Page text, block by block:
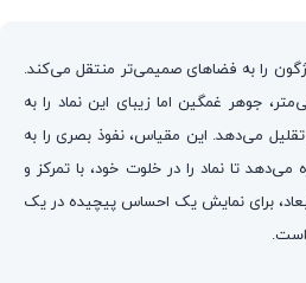
را به فضاهای صمیمی‌تر منتقل می‌کند.
ابعاد ۳۴ در ۳۰ سانتی‌متر، جوهر غمگین اما زیبای این نماد را به
می‌دهد. این مقیاس، نفوذ بصری را به
تا نماد را در خلوت خود، با تمرکز و
برای نمایش یک احساس پیچیده در یک
است.